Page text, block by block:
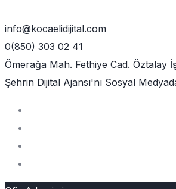
info@kocaelidijital.com
0(850) 303 02 41
Ömerağa Mah. Fethiye Cad. Öztalay
Şehrin Dijital Ajansı'nı Sosyal